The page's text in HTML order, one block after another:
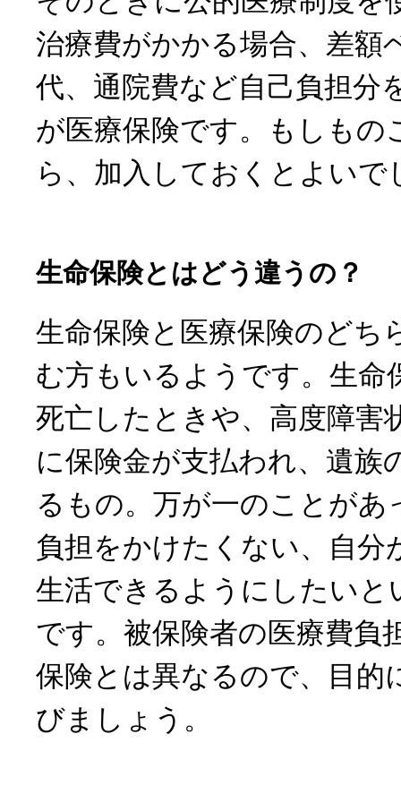
治療費がかかる場合、差額
代、通院費など自己負担分
が医療保険です。もしもの
ら、加入しておくとよいで
生命保険とはどう違うの？
生命保険と医療保険のどち
む方もいるようです。生命
死亡したときや、高度障害
に保険金が支払われ、遺族
るもの。万が一のことがあ
負担をかけたくない、自分
生活できるようにしたいと
です。被保険者の医療費負
保険とは異なるので、目的
びましょう。